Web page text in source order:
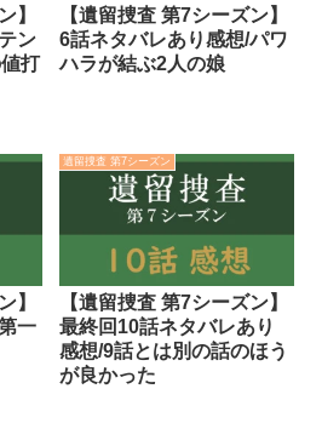
】
ン
打
【遺留捜査 第7シーズン】
6話ネタバレあり感想/パワ
ハラが結ぶ2人の娘
】
一
遺留捜査 第7シーズン
【遺留捜査 第7シーズン】
最終回10話ネタバレあり
感想/9話とは別の話のほう
が良かった